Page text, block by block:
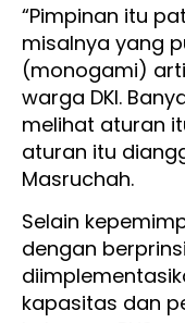
“Pimpinan itu
misalnya yang
(monogami)
warga DKI.
melihat aturan
aturan itu
Masruchah.
Selain
dengan
kapasitas dan